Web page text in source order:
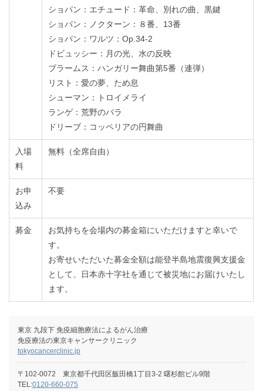
ショパン：エチュード：革命、別れの曲、黒鍵
ショパン：ノクターン：８番、13番
ショパン：ワルツ：Op.34-2
ドビュッシー：月の光、水の反映
ブラームス：ハンガリー舞曲第5番（連弾）
リスト：愛の夢、ため息
シューマン：トロイメライ
ランゲ：荒野のバラ
ドリーブ：コッペリアの円舞曲
入場
料
無料（全席自由）
お申
込み
不要
募金
お気持ちを会場内の募金箱にいただけますと幸いで
す。
お寄せいただいた募金全額は能登半島地震復興支援金
として、日本赤十字社を通じて被災地にお届けいたし
ます。
東京 九段下 免疫細胞療法によるがん治療
免疫療法の東京キャンサークリニック
tokyocancerclinic.jp
〒102-0072 東京都千代田区飯田橋1丁目3-2 曙杉館ビル9階
TEL:0120-660-075